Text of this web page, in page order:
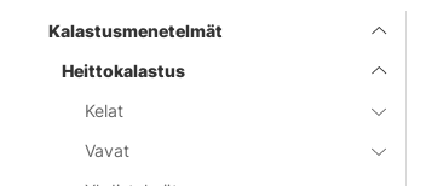
Kalastusmenetelmät
Heittokalastus
Kelat
Vavat